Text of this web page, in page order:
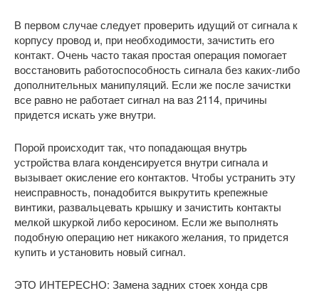
В первом случае следует проверить идущий от сигнала к
корпусу провод и, при необходимости, зачистить его
контакт. Очень часто такая простая операция помогает
восстановить работоспособность сигнала без каких-либо
дополнительных манипуляций. Если же после зачистки
все равно не работает сигнал на ваз 2114, причины
придется искать уже внутри.
Порой происходит так, что попадающая внутрь
устройства влага конденсируется внутри сигнала и
вызывает окисление его контактов. Чтобы устранить эту
неисправность, понадобится выкрутить крепежные
винтики, развальцевать крышку и зачистить контакты
мелкой шкуркой либо керосином. Если же выполнять
подобную операцию нет никакого желания, то придется
купить и установить новый сигнал.
ЭТО ИНТЕРЕСНО: Замена задних стоек хонда срв